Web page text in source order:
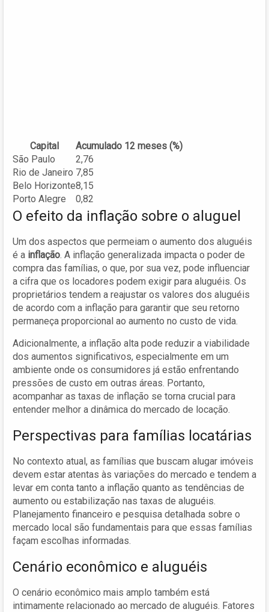
Capital
Acumulado 12 meses (%)
São Paulo
2,76
Rio de Janeiro 7,85
Belo Horizonte8,15
Porto Alegre
0,82
O efeito da inflação sobre o aluguel
Um dos aspectos que permeiam o aumento dos aluguéis
é a inflação. A inflação generalizada impacta o poder de
compra das famílias, o que, por sua vez, pode influenciar
a cifra que os locadores podem exigir para aluguéis. Os
proprietários tendem a reajustar os valores dos aluguéis
de acordo com a inflação para garantir que seu retorno
permaneça proporcional ao aumento no custo de vida.
Adicionalmente, a inflação alta pode reduzir a viabilidade
dos aumentos significativos, especialmente em um
ambiente onde os consumidores já estão enfrentando
pressões de custo em outras áreas. Portanto,
acompanhar as taxas de inflação se torna crucial para
entender melhor a dinâmica do mercado de locação.
Perspectivas para famílias locatárias
No contexto atual, as famílias que buscam alugar imóveis
devem estar atentas às variações do mercado e tendem a
levar em conta tanto a inflação quanto as tendências de
aumento ou estabilização nas taxas de aluguéis.
Planejamento financeiro e pesquisa detalhada sobre o
mercado local são fundamentais para que essas famílias
façam escolhas informadas.
Cenário econômico e aluguéis
O cenário econômico mais amplo também está
intimamente relacionado ao mercado de aluguéis. Fatores